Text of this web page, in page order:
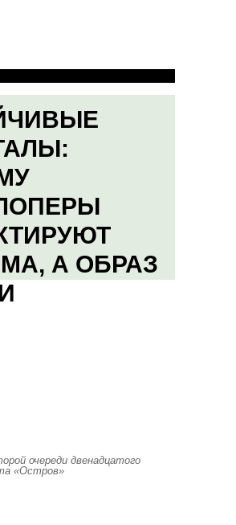
А ОБРАЗ
очереди двенадцатого
«Остров»